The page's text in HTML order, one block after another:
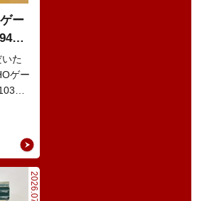
ー
線
ト
いた
ゲー
系
間5